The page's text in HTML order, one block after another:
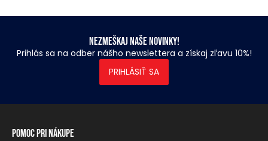
Nezmeškaj naše novinky!
Prihlás sa na odber nášho newslettera a získaj zľavu 10%!
PRIHLÁSIŤ SA
Pomoc pri nákupe